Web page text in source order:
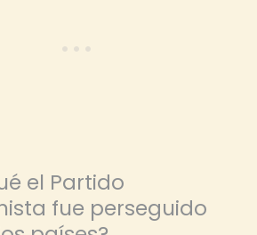
el Partido
fue perseguido